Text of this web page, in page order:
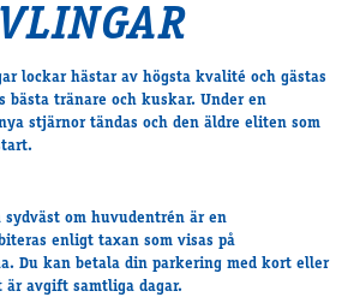
lockar hästar av högsta kvalité och gästas
bästa tränare och kuskar. Under en
stjärnor tändas och den äldre eliten som
sydväst om huvudentrén är en
enligt taxan som visas på
Du kan betala din parkering med kort eller
är avgift samtliga dagar.